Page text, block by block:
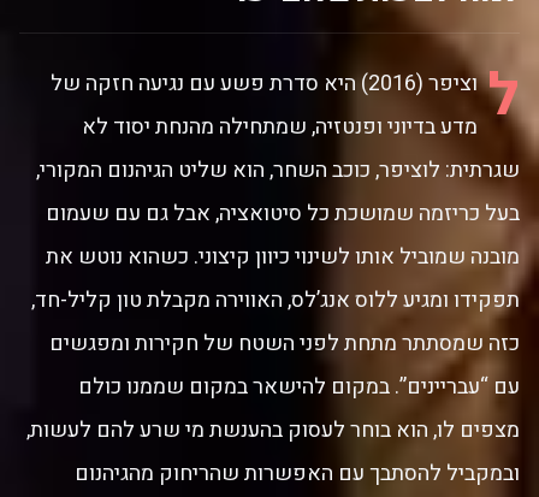
ל
וציפר (2016) היא סדרת פשע עם נגיעה חזקה של
מדע בדיוני ופנטזיה, שמתחילה מהנחת יסוד לא
שגרתית: לוציפר, כוכב השחר, הוא שליט הגיהנום המקורי,
בעל כריזמה שמושכת כל סיטואציה, אבל גם עם שעמום
מובנה שמוביל אותו לשינוי כיוון קיצוני. כשהוא נוטש את
תפקידו ומגיע ללוס אנג’לס, האווירה מקבלת טון קליל-חד,
כזה שמסתתר מתחת לפני השטח של חקירות ומפגשים
עם “עבריינים”. במקום להישאר במקום שממנו כולם
מצפים לו, הוא בוחר לעסוק בהענשת מי שרע להם לעשות,
ובמקביל להסתבך עם האפשרות שהריחוק מהגיהנום